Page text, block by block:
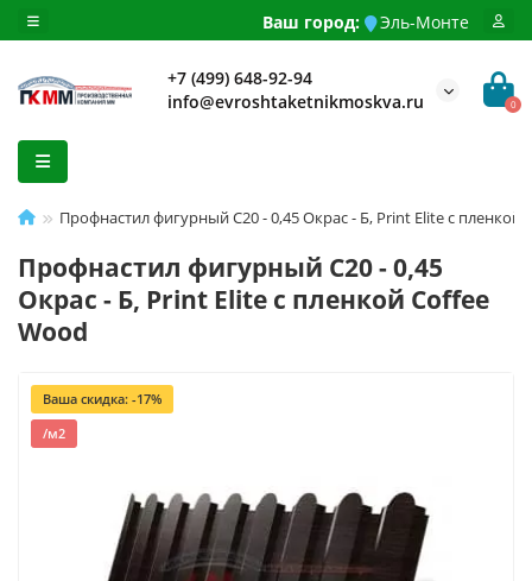
Ваш город: Эль-Монте
+7 (499) 648-92-94
info@evroshtaketnikmoskva.ru
0
Профнастил фигурный С20 - 0,45 Окрас - Б, Print Elite с пленкой
Профнастил фигурный С20 - 0,45
Окрас - Б, Print Elite с пленкой Coffee
Wood
Ваша скидка: -17%
/м2